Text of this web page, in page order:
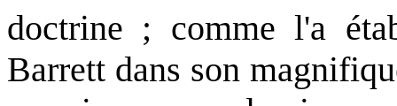
doctrine ; comme l'a
Barrett dans son